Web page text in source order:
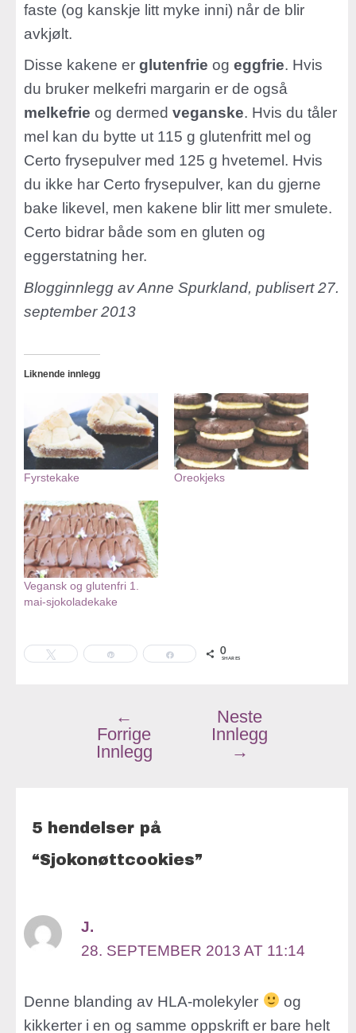
faste (og kanskje litt myke inni) når de blir
avkjølt.
Disse kakene erglutenfrie ogeggfrie. Hvis
du bruker melkefri margarin er de også
melkefrie og dermedveganske. Hvis du tåler
mel kan du bytte ut 115 g glutenfritt mel og
Certo frysepulver med 125 g hvetemel. Hvis
du ikke har Certo frysepulver, kan du gjerne
bake likevel, men kakene blir litt mer smulete.
Certo bidrar både som en gluten og
eggerstatning her.
Blogginnlegg av Anne Spurkland, publisert 27.
september 2013
Liknende innlegg
Fyrstekake Oreokjeks
Vegansk og glutenfri 1.
mai-sjokoladekake
0
SHARES
←
Forrige
Innlegg
Neste
Innlegg
→
5 hendelser på
“Sjokonøttcookies”
J.
28. SEPTEMBER 2013 AT 11:14
Denne blanding av HLA-molekyler
og
kikkerter i en og samme oppskrift er bare helt